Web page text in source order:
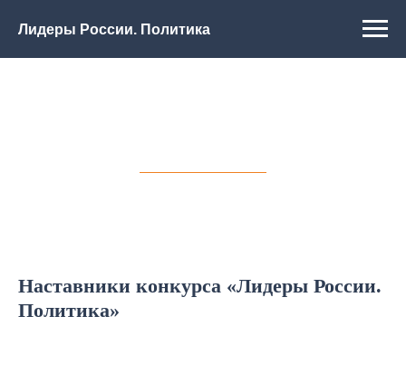
Лидеры России. Политика
Наставники конкурса «Лидеры России.
Политика»